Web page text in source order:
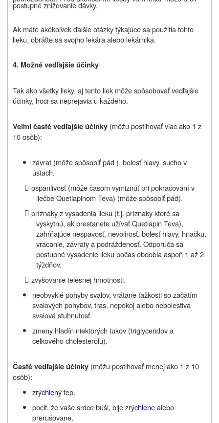
postupné znižovanie dávky.
Ak máte akékoľvek ďalšie otázky týkajúce sa použitia tohto
lieku, obráťte sa svojho lekára alebo lekárnika.
4. Možné vedľajšie účinky
Tak ako všetky lieky, aj tento liek môže spôsobovať vedľajšie
účinky, hoci sa neprejavia u každého.
Veľmi časté vedľajšie účinky (môžu postihovať viac ako 1 z
10 osôb):
závrat (môže spôsobiť pád ), bolesť hlavy, sucho v
ústach.
 ospanlivosť (môže časom vymiznúť pri pokračovaní v
liečbe Quetiapinom Teva) (môže spôsobiť pád).
 príznaky z vysadenia lieku (t.j. príznaky ktoré sa
vyskytnú, ak prestanete užívať Quetiapin Teva),
zahŕňajúce nespavosť, nevoľnosť, bolesť hlavy, hnačku,
vracanie, závraty a podráždenosť. Odporúča sa
postupné vysadenie lieku počas obdobia aspoň 1 až 2
týždňov.
 zvyšovanie telesnej hmotnosti.
neobvyklé pohyby svalov, vrátane ťažkosti so začatím
svalových pohybov, tras, nepokoj alebo nebolestivá
svalová stuhnutosť.
zmeny hladín niektorých tukov (triglyceridov a
celkového cholesterolu).
Časté vedľajšie účinky (môžu postihovať menej ako 1 z 10
osôb):
zrýchlený tep.
pocit, že vaše srdce búši, bije zrýchlene alebo
prerušovane.